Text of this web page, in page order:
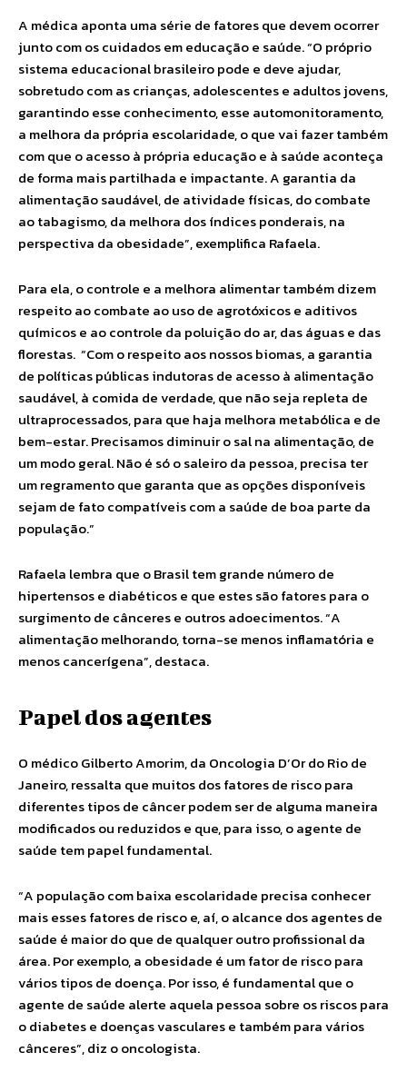
A médica aponta uma série de fatores que devem ocorrer
junto com os cuidados em educação e saúde. “O próprio
sistema educacional brasileiro pode e deve ajudar,
sobretudo com as crianças, adolescentes e adultos jovens,
garantindo esse conhecimento, esse automonitoramento,
a melhora da própria escolaridade, o que vai fazer também
com que o acesso à própria educação e à saúde aconteça
de forma mais partilhada e impactante. A garantia da
alimentação saudável, de atividade físicas, do combate
ao tabagismo, da melhora dos índices ponderais, na
perspectiva da obesidade”, exemplifica Rafaela.
Para ela, o controle e a melhora alimentar também dizem
respeito ao combate ao uso de agrotóxicos e aditivos
químicos e ao controle da poluição do ar, das águas e das
florestas. “Com o respeito aos nossos biomas, a garantia
de políticas públicas indutoras de acesso à alimentação
saudável, à comida de verdade, que não seja repleta de
ultraprocessados, para que haja melhora metabólica e de
bem-estar. Precisamos diminuir o sal na alimentação, de
um modo geral. Não é só o saleiro da pessoa, precisa ter
um regramento que garanta que as opções disponíveis
sejam de fato compatíveis com a saúde de boa parte da
população.”
Rafaela lembra que o Brasil tem grande número de
hipertensos e diabéticos e que estes são fatores para o
surgimento de cânceres e outros adoecimentos. “A
alimentação melhorando, torna-se menos inflamatória e
menos cancerígena”, destaca.
Papel dos agentes
O médico Gilberto Amorim, da Oncologia D’Or do Rio de
Janeiro, ressalta que muitos dos fatores de risco para
diferentes tipos de câncer podem ser de alguma maneira
modificados ou reduzidos e que, para isso, o agente de
saúde tem papel fundamental.
“A população com baixa escolaridade precisa conhecer
mais esses fatores de risco e, aí, o alcance dos agentes de
saúde é maior do que de qualquer outro profissional da
área. Por exemplo, a obesidade é um fator de risco para
vários tipos de doença. Por isso, é fundamental que o
agente de saúde alerte aquela pessoa sobre os riscos para
o diabetes e doenças vasculares e também para vários
cânceres”, diz o oncologista.